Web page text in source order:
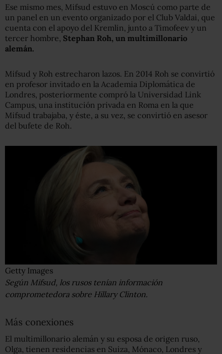
Ese mismo mes, Mifsud estuvo en Moscú como parte de
un panel en un evento organizado por el Club Valdai, que
cuenta con el apoyo del Kremlin, junto a Timofeev y un
tercer hombre, Stephan Roh, un multimillonario
alemán.
Mifsud y Roh estrecharon lazos. En 2014 Roh se convirtió
en profesor invitado en la Academia Diplomática de
Londres, posteriormente compró la Universidad Link
Campus, una institución privada en Roma en la que
Mifsud trabajaba, y éste, a su vez, se convirtió en asesor
del bufete de Roh.
Getty Images
Según Mifsud, los rusos tenían información
comprometedora sobre Hillary Clinton.
Más conexiones
El multimillonario alemán y su esposa de origen ruso,
Olga, tienen residencias en Suiza, Mónaco, Londres y